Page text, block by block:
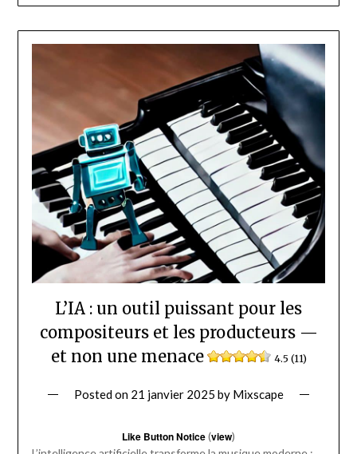
L’IA : un outil puissant pour les
compositeurs et les producteurs —
et non une menace
4.5 (11)
Posted on 21 janvier 2025 by Mixscape
Like Button Notice(view)